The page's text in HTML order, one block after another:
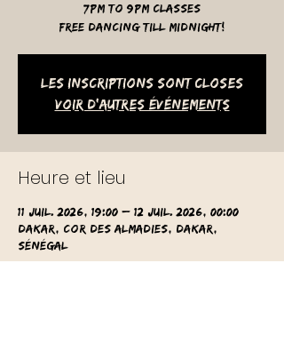
7pm to 9pm classes
free dancing till midnight!
Les inscriptions sont closes
Voir d'autres événements
Heure et lieu
11 juil. 2026, 19:00 – 12 juil. 2026, 00:00
Dakar, Cor des Almadies, Dakar,
Sénégal